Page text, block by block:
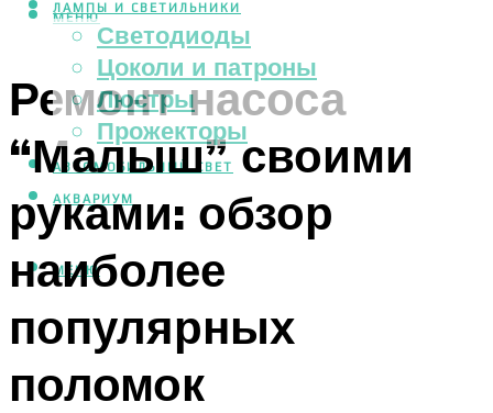
ЛАМПЫ И СВЕТИЛЬНИКИ
Светодиоды
Цоколи и патроны
Люстры
Прожекторы
АВТОМОБИЛЬНЫЙ СВЕТ
АКВАРИУМ
МЕНЮ
МЕНЮ
Ремонт насоса
“Малыш” своими
руками: обзор
наиболее
популярных
поломок